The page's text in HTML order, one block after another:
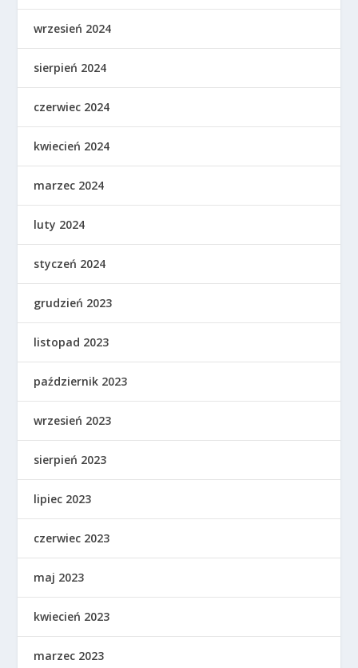
wrzesień 2024
sierpień 2024
czerwiec 2024
kwiecień 2024
marzec 2024
luty 2024
styczeń 2024
grudzień 2023
listopad 2023
październik 2023
wrzesień 2023
sierpień 2023
lipiec 2023
czerwiec 2023
maj 2023
kwiecień 2023
marzec 2023